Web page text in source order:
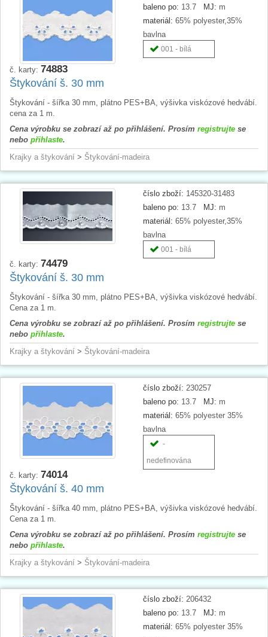
baleno po: 13.7 MJ: m
materiál: 65% polyester,35%
bavlna
001 - bílá
č. karty: 74883
Štykování š. 30 mm
Štykování - šířka 30 mm, plátno PES+BA, výšivka viskózové hedvábí.
cena za 1 m.
Cena výrobku se zobrazí až po přihlášení. Prosím registrujte se
nebo přihlaste.
Krajky a štykování > Štykování-madeira
číslo zboží: 145320-31483
baleno po: 13.7 MJ: m
materiál: 65% polyester,35%
bavlna
001 - bílá
č. karty: 74479
Štykování š. 30 mm
Štykování - šířka 30 mm, plátno PES+BA, výšivka viskózové hedvábí.
Cena za 1 m.
Cena výrobku se zobrazí až po přihlášení. Prosím registrujte se
nebo přihlaste.
Krajky a štykování > Štykování-madeira
číslo zboží: 230257
baleno po: 13.7 MJ: m
materiál: 65% polyester 35%
bavlna
-
nedefinována
č. karty: 74014
Štykování š. 40 mm
Štykování - šířka 40 mm, plátno PES+BA, výšivka viskózové hedvábí.
Cena za 1 m.
Cena výrobku se zobrazí až po přihlášení. Prosím registrujte se
nebo přihlaste.
Krajky a štykování > Štykování-madeira
číslo zboží: 206432
baleno po: 13.7 MJ: m
materiál: 65% polyester 35%